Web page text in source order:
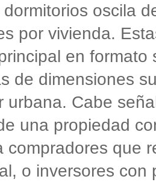
oscila
por vivienda.
en
de dimensiones
urbana. Cabe
una propiedad
compradores que
o inversores